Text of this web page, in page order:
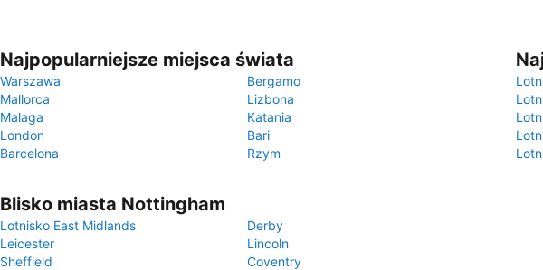
Najpopularniejsze miejsca świata
Warszawa
Bergamo
Mallorca
Lizbona
Malaga
Katania
London
Bari
Barcelona
Rzym
Blisko miasta Nottingham
Lotnisko East Midlands
Derby
Leicester
Lincoln
Sheffield
Coventry